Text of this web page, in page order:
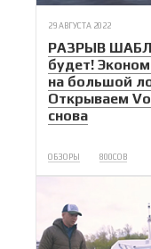
29 АВГУСТА 2022
РАЗРЫВ
будет!
на большой
Открываем
снова
ОБЗОРЫ 800COB